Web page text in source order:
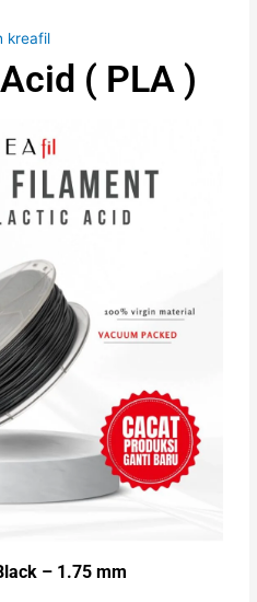
kreafil
( PLA )
– 1.75 mm